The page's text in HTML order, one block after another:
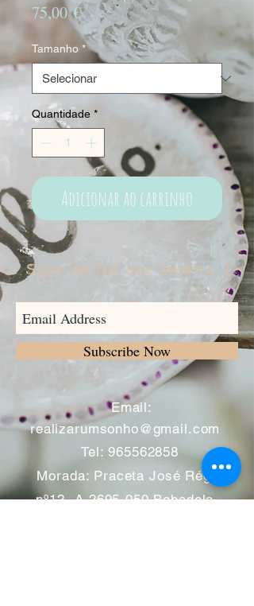
75,00 €Preço
Tamanho *
Quantidade *
Adicionar ao carrinho
Sign up for our emails :)
Subscribe Now
​Email:
realizarumsonho@gmail.com
Tel: 965562858
Morada: Praceta José Régio
nº12 -A2695-050Bobadela -